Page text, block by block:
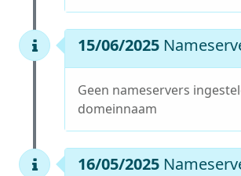
15/06/2025
Geen nameservers
domeinnaam
16/05/2025